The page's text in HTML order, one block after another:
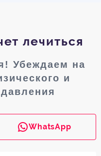
лечиться
Убеждаем на
и
WhatsApp